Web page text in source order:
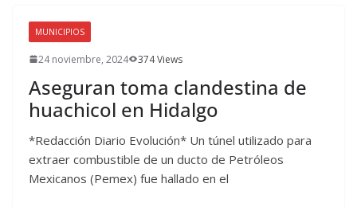
MUNICIPIOS
24 noviembre, 2024 374 Views
Aseguran toma clandestina de
huachicol en Hidalgo
*Redacción Diario Evolución* Un túnel utilizado para
extraer combustible de un ducto de Petróleos
Mexicanos (Pemex) fue hallado en el